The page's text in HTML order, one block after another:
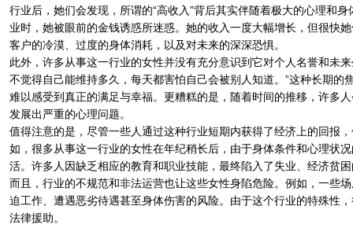
行业后，她们会发现，所谓的“高收入”背后其实伴随着极大的心理和
业时，她被眼前的金钱诱惑所迷惑。她的收入一度大幅增长，但很快
客户的冷漠、过度的身体消耗，以及对未来的深深恐惧。
此外，许多从事这一行业的女性并没有充分意识到它对个人名誉和未
不觉得自己能维持多久，每天都害怕自己会被别人知道。”这种长期
难以感受到真正的满足与幸福。更糟糕的是，随着时间的推移，许多
发展出严重的心理问题。
值得注意的是，尽管一些人通过这种行业短期内获得了经济上的回报
如，很多从事这一行业的女性在年纪稍长后，由于身体条件和心理状
活。许多人因缺乏相应的教育和职业技能，最终陷入了失业、经济贫
而且，行业的不规范和非法运营也让这些女性身陷危险。例如，一些
迫工作、遭遇恶劣待遇甚至身体伤害的风险。由于这个行业的特殊性
法律援助。